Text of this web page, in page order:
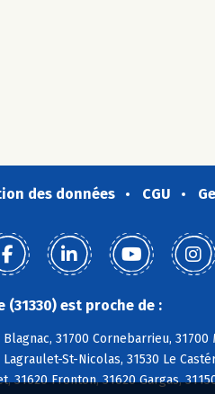
des données CGU
est proche de :
31700 Cornebarrieu,
Lagraulet-St-Nicolas, 31530 Le
31620 Fronton, 31620 Gargas,